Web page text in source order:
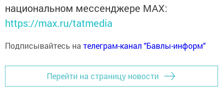
национальном мессенджере MАХ:
https://max.ru/tatmedia
Подписывайтесь на телеграм-канал "Бавлы-информ"
Перейти на страницу новости